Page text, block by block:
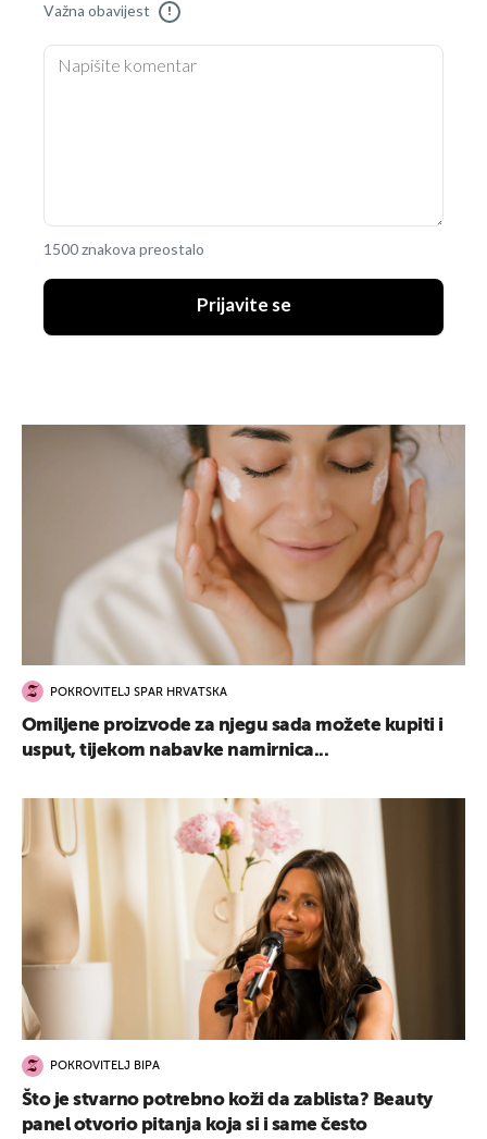
Važna obavijest !
1500 znakova preostalo
Prijavite se
POKROVITELJ SPAR HRVATSKA
Omiljene proizvode za njegu sada možete kupiti i
usput, tijekom nabavke namirnica...
POKROVITELJ BIPA
Što je stvarno potrebno koži da zablista? Beauty
panel otvorio pitanja koja si i same često